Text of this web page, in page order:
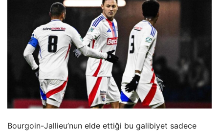
Bourgoin-Jallieu’nun elde ettiği bu galibiyet sadece